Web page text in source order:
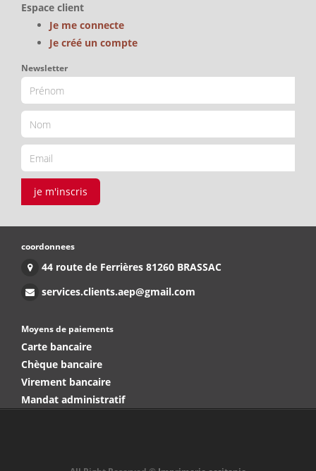
Espace client
Je me connecte
Je créé un compte
Newsletter
je m'inscris
coordonnees
44 route de Ferrières 81260 BRASSAC
services.clients.aep@gmail.com
Moyens de paiements
Carte bancaire
Chèque bancaire
Virement bancaire
Mandat administratif